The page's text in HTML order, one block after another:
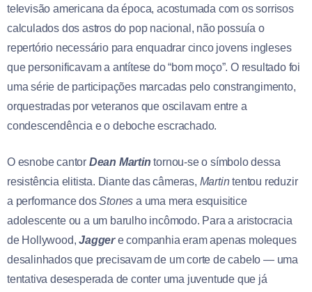
televisão americana da época, acostumada com os sorrisos
calculados dos astros do pop nacional, não possuía o
repertório necessário para enquadrar cinco jovens ingleses
que personificavam a antítese do “bom moço”. O resultado foi
uma série de participações marcadas pelo constrangimento,
orquestradas por veteranos que oscilavam entre a
condescendência e o deboche escrachado.
O esnobe cantor Dean Martin tornou-se o símbolo dessa
resistência elitista. Diante das câmeras, Martintentou reduzir
a performance dosStones a uma mera esquisitice
adolescente ou a um barulho incômodo. Para a aristocracia
de Hollywood,Jaggere companhia eram apenas moleques
desalinhados que precisavam de um corte de cabelo — uma
tentativa desesperada de conter uma juventude que já